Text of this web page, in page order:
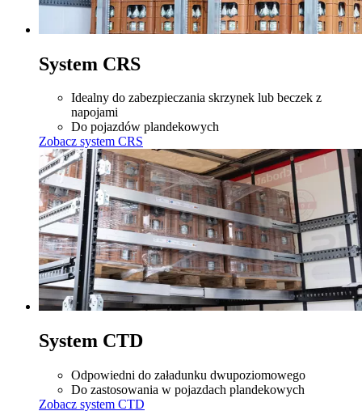
System CRS
Idealny do zabezpieczania skrzynek lub beczek z
napojami
Do pojazdów plandekowych
Zobacz system CRS
System CTD
Odpowiedni do załadunku dwupoziomowego
Do zastosowania w pojazdach plandekowych
Zobacz system CTD